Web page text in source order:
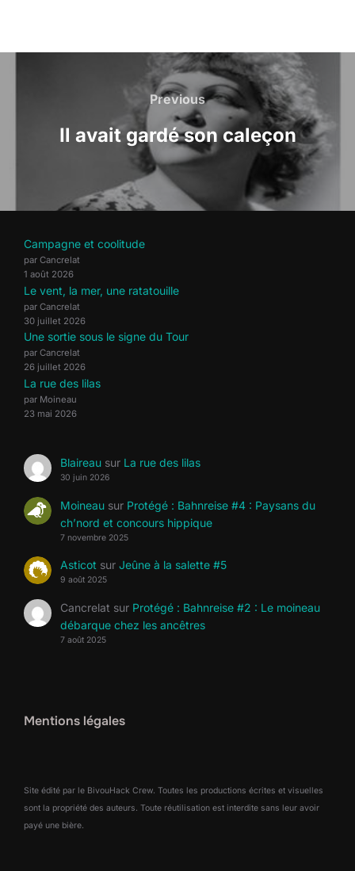
l’article
Previous
Previous
Il avait gardé son caleçon
Campagne et coolitude
par Cancrelat
1 août 2026
Le vent, la mer, une ratatouille
par Cancrelat
30 juillet 2026
Une sortie sous le signe du Tour
par Cancrelat
26 juillet 2026
La rue des lilas
par Moineau
23 mai 2026
Blaireausur La rue des lilas
30 juin 2026
Moineausur Protégé : Bahnreise #4 : Paysans du
ch’nord et concours hippique
7 novembre 2025
Asticot sur Jeûne à la salette #5
9 août 2025
Cancrelat sur Protégé : Bahnreise #2 : Le moineau
débarque chez les ancêtres
7 août 2025
Mentions légales
Site édité par le BivouHack Crew. Toutes les productions écrites et visuelles
sont la propriété des auteurs. Toute réutilisation est interdite sans leur avoir
payé une bière.